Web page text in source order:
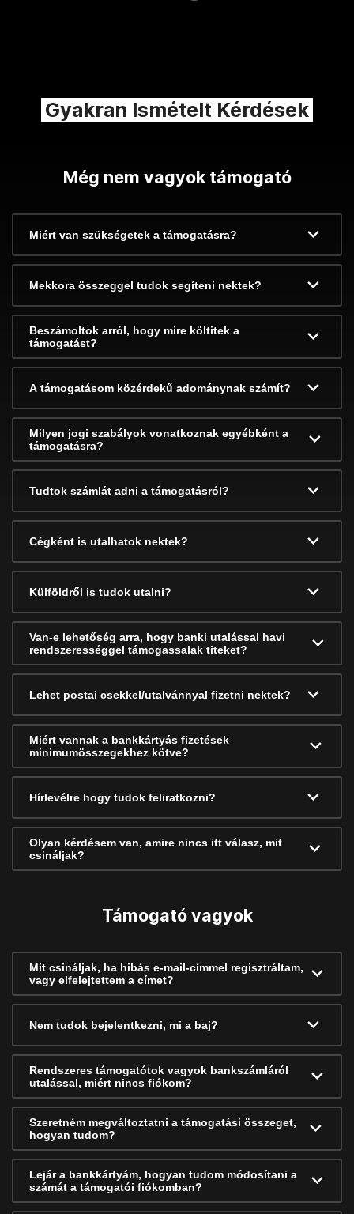
Gyakran Ismételt Kérdések
Még nem vagyok támogató
Miért van szükségetek a támogatásra?
Mekkora összeggel tudok segíteni nektek?
Beszámoltok arról, hogy mire költitek a
támogatást?
A támogatásom közérdekű adománynak számít?
Milyen jogi szabályok vonatkoznak egyébként a
támogatásra?
Tudtok számlát adni a támogatásról?
Cégként is utalhatok nektek?
Külföldről is tudok utalni?
Van-e lehetőség arra, hogy banki utalással havi
rendszerességgel támogassalak titeket?
Lehet postai csekkel/utalvánnyal fizetni nektek?
Miért vannak a bankkártyás fizetések
minimumösszegekhez kötve?
Hírlevélre hogy tudok feliratkozni?
Olyan kérdésem van, amire nincs itt válasz, mit
csináljak?
Támogató vagyok
Mit csináljak, ha hibás e-mail-címmel regisztráltam,
vagy elfelejtettem a címet?
Nem tudok bejelentkezni, mi a baj?
Rendszeres támogatótok vagyok bankszámláról
utalással, miért nincs fiókom?
Szeretném megváltoztatni a támogatási összeget,
hogyan tudom?
Lejár a bankkártyám, hogyan tudom módosítani a
számát a támogatói fiókomban?